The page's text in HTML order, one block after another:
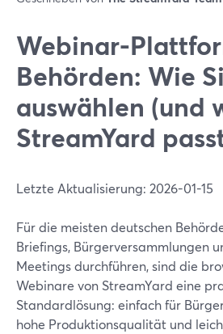
Webinar-
Behörden: Wie
auswählen (und
StreamYard
Letzte Aktualisierung: 2026-01-15
Für die meisten deutschen
Briefings, Bürgerversammlungen
Meetings durchführen, sind die
Webinare von StreamYard eine
Standardlösung: einfach für
hohe Produktionsqualität und